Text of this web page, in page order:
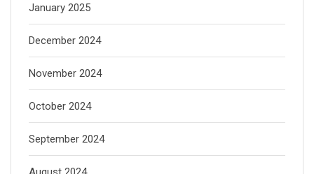
January 2025
December 2024
November 2024
October 2024
September 2024